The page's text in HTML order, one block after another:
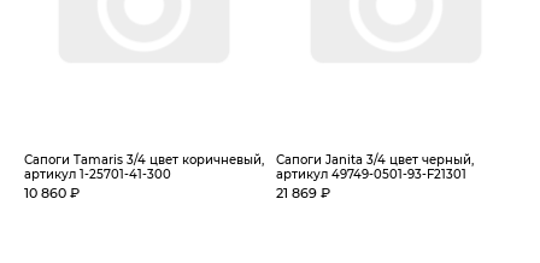
Сапоги Tamaris 3/4 цвет коричневый,
артикул 1-25701-41-300
10 860 ₽
Сапоги Janita 3/4 цвет черный,
артикул 49749-0501-93-F21301
21 869 ₽